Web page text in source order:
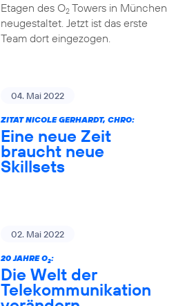
Etagen des O2Towers in München
neugestaltet. Jetzt ist das erste
Team dort eingezogen.
04. Mai 2022
ZITAT NICOLE GERHARDT, CHRO:
Eine neue Zeit
braucht neue
Skillsets
02. Mai 2022
20 JAHRE O2:
Die Welt der
Telekommunikation